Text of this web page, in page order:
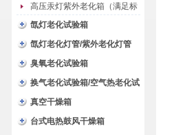
JC485-1992）
高压汞灯紫外老化箱（满足标
准GB/T16777）
氙灯老化试验箱
氙灯老化灯管/紫外老化灯管
（耗材）
臭氧老化试验箱
换气老化试验箱/空气热老化试
验箱
真空干燥箱
台式电热鼓风干燥箱